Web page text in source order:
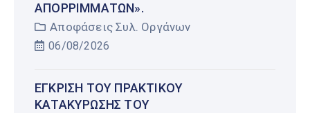
ΑΠΟΡΡΙΜΜΆΤΩΝ».
Αποφάσεις Συλ. Οργάνων
06/08/2026
ΈΓΚΡΙΣΗ ΤΟΥ ΠΡΑΚΤΙΚΟΎ
ΚΑΤΑΚΎΡΩΣΗΣ ΤΟΥ